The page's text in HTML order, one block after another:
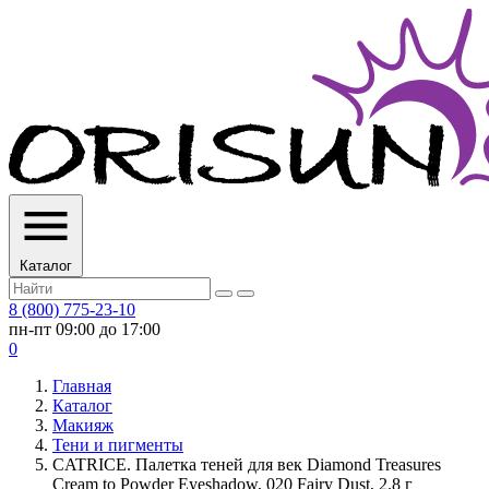
Каталог
8 (800) 775-23-10
пн-пт 09:00 до 17:00
0
Главная
Каталог
Макияж
Тени и пигменты
CATRICE. Палетка теней для век Diamond Treasures
Cream to Powder Eyeshadow, 020 Fairy Dust, 2.8 г